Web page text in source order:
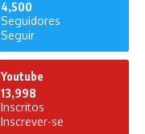
4,500
Seguidores
Seguir
Youtube
13,998
Inscritos
Inscrever-se